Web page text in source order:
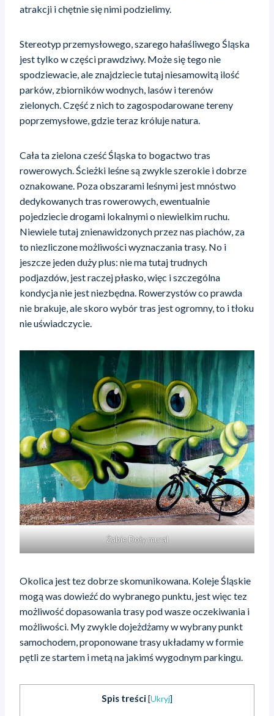
atrakcji i chętnie się nimi podzielimy.
Stereotyp przemysłowego, szarego hałaśliwego Śląska
jest tylko w części prawdziwy. Może się tego nie
spodziewacie, ale znajdziecie tutaj niesamowitą ilość
parków, zbiorników wodnych, lasów i terenów
zielonych. Część z nich to zagospodarowane tereny
poprzemysłowe, gdzie teraz króluje natura.
Cała ta zielona cześć Śląska to bogactwo tras
rowerowych. Ścieżki leśne są zwykle szerokie i dobrze
oznakowane. Poza obszarami leśnymi jest mnóstwo
dedykowanych tras rowerowych, ewentualnie
pojedziecie drogami lokalnymi o niewielkim ruchu.
Niewiele tutaj znienawidzonych przez nas piachów, za
to niezliczone możliwości wyznaczania trasy. No i
jeszcze jeden duży plus: nie ma tutaj trudnych
podjazdów, jest raczej płasko, więc i szczególna
kondycja nie jest niezbędna. Rowerzystów co prawda
nie brakuje, ale skoro wybór tras jest ogromny, to i tłoku
nie uświadczycie.
Żabie Doły mural
Okolica jest tez dobrze skomunikowana. Koleje Śląskie
mogą was dowieźć do wybranego punktu, jest więc tez
możliwość dopasowania trasy pod wasze oczekiwania i
możliwości. My zwykle dojeżdżamy w wybrany punkt
samochodem, proponowane trasy układamy w formie
pętli ze startem i metą na jakimś wygodnym parkingu.
Spis treści[Ukryj]